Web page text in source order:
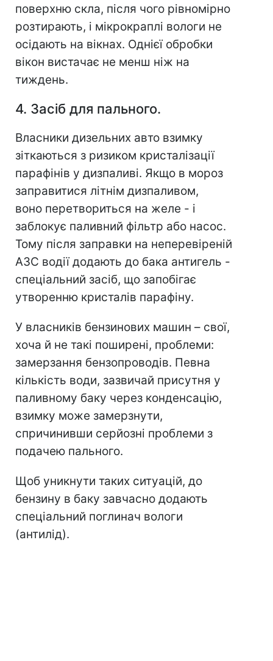
поверхню скла, після чого рівномірно
розтирають, і мікрокраплі вологи не
осідають на вікнах. Однієї обробки
вікон вистачає не менш ніж на
тиждень.
4. Засіб для пального.
Власники дизельних авто взимку
зіткаються з ризиком кристалізації
парафінів у дизпаливі. Якщо в мороз
заправитися літнім дизпаливом,
воно перетвориться на желе - і
заблокує паливний фільтр або насос.
Тому після заправки на неперевіреній
АЗС водії додають до бака антигель -
спеціальний засіб, що запобігає
утворенню кристалів парафіну.
У власників бензинових машин – свої,
хоча й не такі поширені, проблеми:
замерзання бензопроводів. Певна
кількість води, зазвичай присутня у
паливному баку через конденсацію,
взимку може замерзнути,
спричинивши серйозні проблеми з
подачею пального.
Щоб уникнути таких ситуацій, до
бензину в баку завчасно додають
спеціальний поглинач вологи
(антилід).